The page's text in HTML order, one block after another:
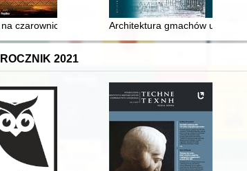
1944 r
Jezusa w Woli Baranowskiej
czarownice w Polsce w XVI-XVIII wieku
Architektura gmachów
ROCZNIK 2021